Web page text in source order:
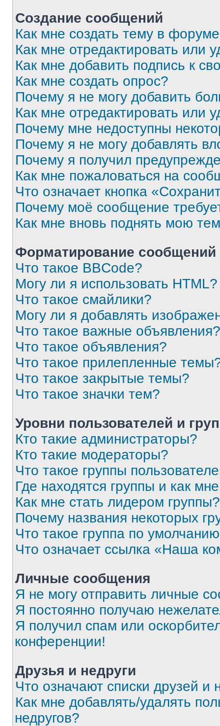
Создание сообщений
Как мне создать тему в
Как мне отредактировать или
Как мне добавить подпись к
Как мне создать опрос?
Почему я не могу добавить
Как мне отредактировать или
Почему мне недоступны
Почему я не могу добавлять
Почему я получил
Как мне пожаловаться на
Что означает кнопка
Почему моё сообщение
Как мне вновь поднять мою
Форматирование
Что такое BBCode?
Могу ли я использовать HTML?
Что такое смайлики?
Могу ли я добавлять
Что такое важные объявления?
Что такое объявления?
Что такое прилепленные
Что такое закрытые темы?
Что такое значки тем?
Уровни пользователей и
Кто такие администраторы?
Кто такие модераторы?
Что такое группы
Где находятся группы и как
Как мне стать лидером группы?
Почему названия некоторых
Что такое группа по
Что означает ссылка «Наша
Личные сообщения
Я не могу отправить личные
Я постоянно получаю
Я получил спам или
конференции!
Друзья и недруги
Что означают списки друзей и
Как мне добавлять/удалять
недругов?